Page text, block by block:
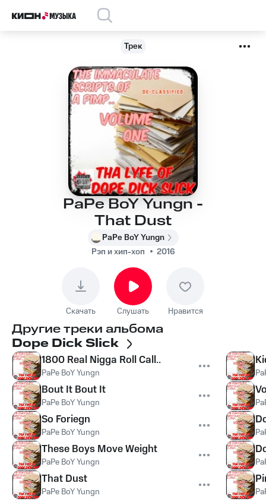
Трек
PaPe BoY Yungn -
That Dust
PaPe BoY Yungn
Рэп и хип-хоп
2016
Скачать Слушать Нравится
Другие треки альбома
Dope Dick Slick
1800 Real Nigga Roll Call..
PaPe BoY Yungn
Bout It Bout It
PaPe BoY Yungn
So Foriegn
PaPe BoY Yungn
These Boys Move Weight
PaPe BoY Yungn
That Dust
PaPe BoY Yungn